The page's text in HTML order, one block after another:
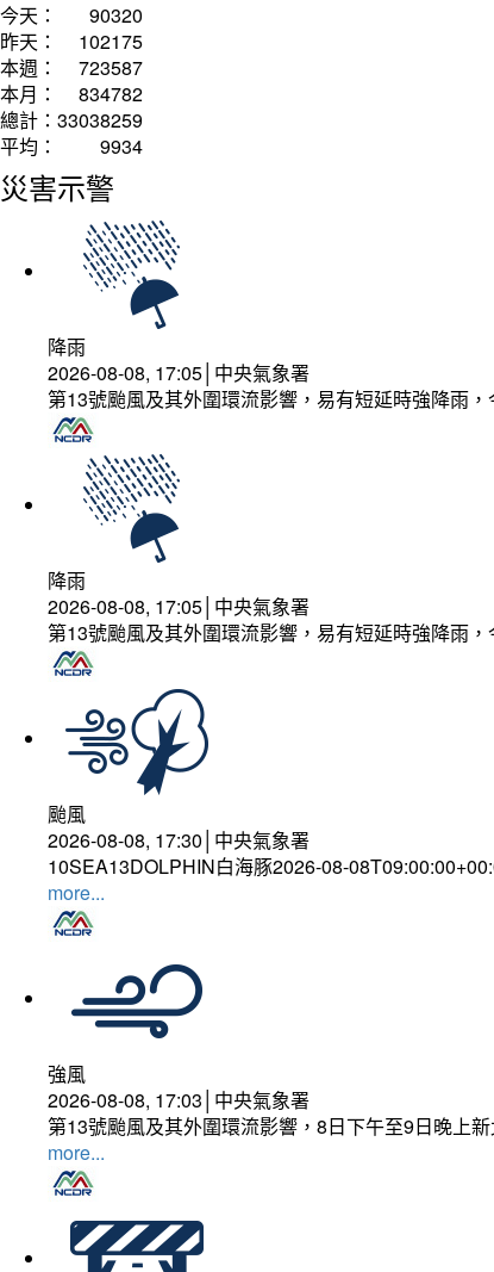
今天：
90320
昨天：
102175
本週：
723587
本月：
834782
總計： 33038259
平均：
9934
災害示警
降雨
2026-08-08, 17:05│中央氣象署
第13號颱風及其外圍環流影響，易有短延時強降雨
降雨
2026-08-08, 17:05│中央氣象署
第13號颱風及其外圍環流影響，易有短延時強降雨
颱風
2026-08-08, 17:30│中央氣象署
10SEA13DOLPHIN白海豚2026-08-
more...
強風
2026-08-08, 17:03│中央氣象署
第13號颱風及其外圍環流影響，8日下午至9日晚上
more...